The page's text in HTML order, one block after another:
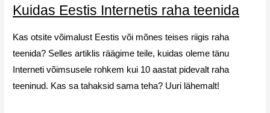
Kuidas Eestis Internetis raha teenida
Kas otsite võimalust Eestis või mõnes teises riigis raha
teenida? Selles artiklis räägime teile, kuidas oleme tänu
Interneti võimsusele rohkem kui 10 aastat pidevalt raha
teeninud. Kas sa tahaksid sama teha? Uuri lähemalt!